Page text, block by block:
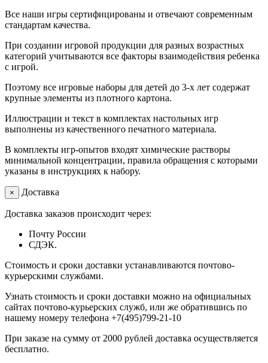
Все наши игры сертифицированы и отвечают современным
стандартам качества.
При создании игровой продукции для разных возрастных
категорий учитываются все факторы взаимодействия ребенка
с игрой.
Поэтому все игровые наборы для детей до 3-х лет содержат
крупные элементы из плотного картона.
Иллюстрации и текст в комплектах настольных игр
выполнены из качественного печатного материала.
В комплекты игр-опытов входят химические растворы
минимальной концентрации, правила обращения с которыми
указаны в инструкциях к набору.
× Доставка
Доставка заказов происходит через:
Почту России
СДЭК.
Стоимость и сроки доставки устанавливаются почтово-
курьерскими службами.
Узнать стоимость и сроки доставки можно на официальных
сайтах почтово-курьерских служб, или же обратившись по
нашему номеру телефона +7(495)799-21-10
При заказе на сумму от 2000 рублей доставка осуществляется
бесплатно.